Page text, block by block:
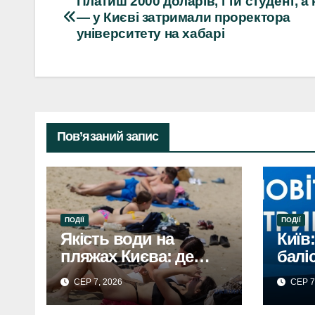
Навігація
записів
— у Києві затримали проректора
університету на хабарі
Пов’язаний запис
ПОДІЇ
Якість води на
пляжах Києва: де
можна
купатисяЯкість води
на пляжах Києва:
СЕР 7, 2026
ПОДІЇ
СЕР